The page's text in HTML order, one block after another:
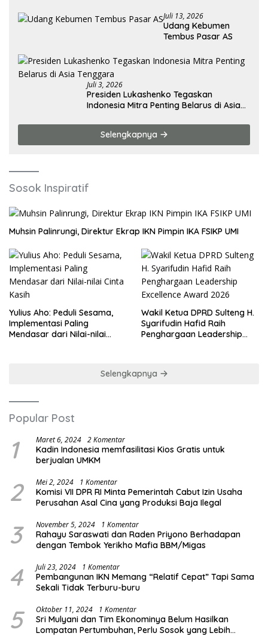
Juli 13, 2026
Udang Kebumen
Tembus Pasar AS
Juli 3, 2026
Presiden Lukashenko Tegaskan
Indonesia Mitra Penting Belarus di Asia
Selengkapnya
Sosok Inspiratif
Muhsin Palinrungi, Direktur Ekrap IKN Pimpin IKA FSIKP UMI
Yulius Aho: Peduli Sesama,
Implementasi Paling
Mendasar dari Nilai-nilai
Wakil Ketua DPRD Sulteng H.
Syarifudin Hafid Raih
Penghargaan Leadership
Selengkapnya
Popular Post
1 Maret 6, 2024 2 Komentar
Kadin Indonesia memfasilitasi Kios Gratis untuk
berjualan UMKM
2 Mei 2, 2024 1 Komentar
Komisi VII DPR RI Minta Pemerintah Cabut Izin Usaha
Perusahan Asal Cina yang Produksi Baja Ilegal
3 November 5, 2024 1 Komentar
Rahayu Saraswati dan Raden Priyono Berhadapan
dengan Tembok Yerikho Mafia BBM/Migas
4 Juli 23, 2024 1 Komentar
Pembangunan IKN Memang “Relatif Cepat” Tapi Sama
Sekali Tidak Terburu-buru
5 Oktober 11, 2024 1 Komentar
Sri Mulyani dan Tim Ekonominya Belum Hasilkan
Lompatan Pertumbuhan, Perlu Sosok yang Lebih